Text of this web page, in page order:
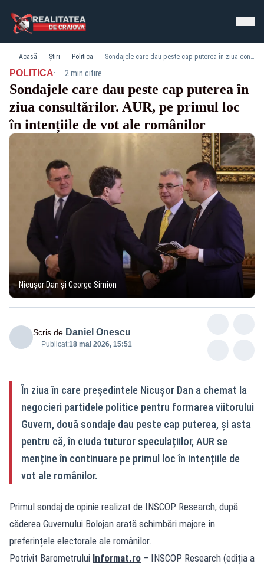
Acasă Știri Politica Sondajele care dau peste cap puterea în ziua consultărilor. AUR, pe primul loc în intențiile de vot ale românilor
POLITICA· 2 min citire
Sondajele care dau peste cap puterea în
ziua consultărilor. AUR, pe primul loc
în intențiile de vot ale românilor
Nicușor Dan și George Simion
Scris de Daniel Onescu
Publicat:18 mai 2026, 15:51
În ziua în care președintele Nicușor Dan a chemat la
negocieri partidele politice pentru formarea viitorului
Guvern, două sondaje dau peste cap puterea, și asta
pentru că, în ciuda tuturor speculațiilor, AUR se
menține în continuare pe primul loc în intențiile de
vot ale românilor.
Primul sondaj de opinie realizat de INSCOP Research, după
căderea Guvernului Bolojan arată schimbări majore în
preferințele electorale ale românilor.
Potrivit Barometrului Informat.ro – INSCOP Research (ediția a